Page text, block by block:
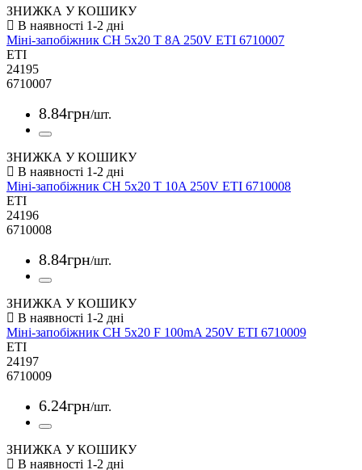
ЗНИЖКА У КОШИКУ
Міні-запобіжник CH 5x20 T 8A 250V ETI 6710007
ETI
24195
6710007
8.84грн/шт.
ЗНИЖКА У КОШИКУ
Міні-запобіжник CH 5x20 T 10A 250V ETI 6710008
ETI
24196
6710008
8.84грн/шт.
ЗНИЖКА У КОШИКУ
Міні-запобіжник CH 5x20 F 100mA 250V ETI 6710009
ETI
24197
6710009
6.24грн/шт.
ЗНИЖКА У КОШИКУ